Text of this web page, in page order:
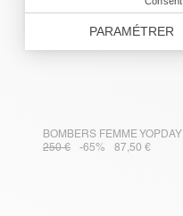
BOMBERS FEMME YOPDAY
250 €
-65% 87,50 €